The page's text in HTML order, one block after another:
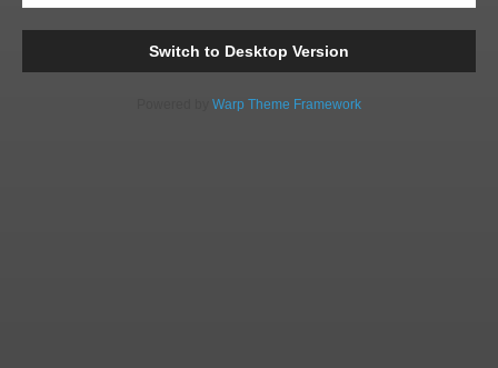
Switch to Desktop Version
Warp Theme Framework